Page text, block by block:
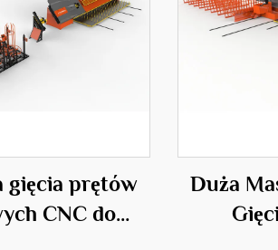
gięcia prętów
CNC do
Duża